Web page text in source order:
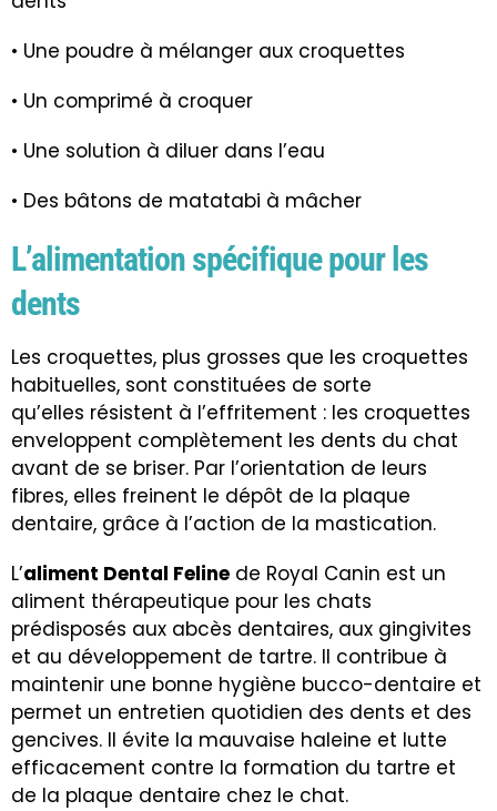
• Une poudre à mélanger aux croquettes
• Un comprimé à croquer
• Une solution à diluer dans l’eau
• Des bâtons de matatabi à mâcher
L’alimentation spécifique pour les
dents
Les croquettes, plus grosses que les croquettes
habituelles, sont constituées de sorte
qu’elles résistent à l’effritement : les croquettes
enveloppent complètement les dents du chat
avant de se briser. Par l’orientation de leurs
fibres, elles freinent le dépôt de la plaque
dentaire, grâce à l’action de la mastication.
L’aliment Dental Feline de Royal Canin est un
aliment thérapeutique pour les chats
prédisposés aux abcès dentaires, aux gingivites
et au développement de tartre. Il contribue à
maintenir une bonne hygiène bucco-dentaire et
permet un entretien quotidien des dents et des
gencives. Il évite la mauvaise haleine et lutte
efficacement contre la formation du tartre et
de la plaque dentaire chez le chat.